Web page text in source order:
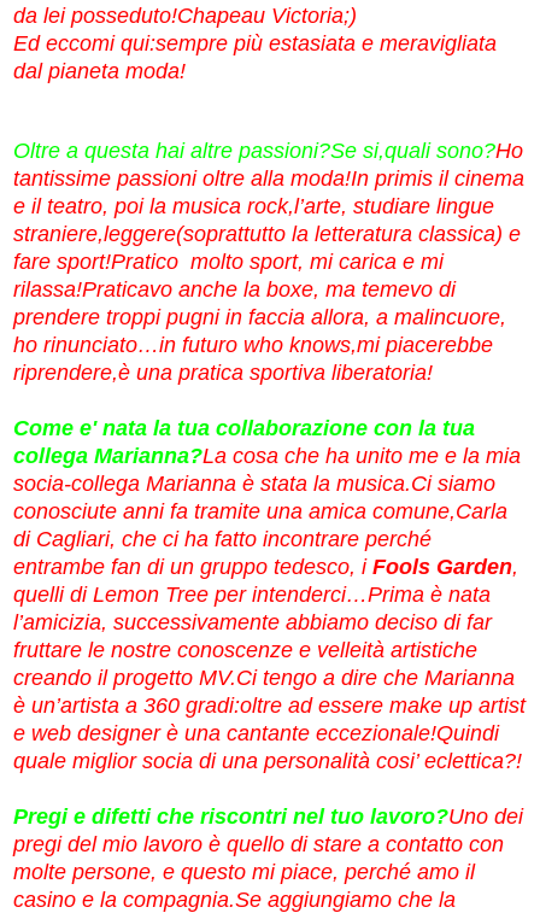
da lei posseduto!Chapeau Victoria;)
Ed eccomi qui:sempre più estasiata e meravigliata
dal pianeta moda!
Oltre a questa hai altre passioni?Se si,quali sono?Ho
tantissime passioni oltre alla moda!In primis il cinema
e il teatro, poi la musica rock,l’arte, studiare lingue
straniere,leggere(soprattutto la letteratura classica) e
fare sport!Pratico molto sport, mi carica e mi
rilassa!Praticavo anche la boxe, ma temevo di
prendere troppi pugni in faccia allora, a malincuore,
ho rinunciato…in futuro who knows,mi piacerebbe
riprendere,è una pratica sportiva liberatoria!
Come e' nata la tua collaborazione con la tua
collega Marianna?La cosa che ha unito me e la mia
socia-collega Marianna è stata la musica.Ci siamo
conosciute anni fa tramite una amica comune,Carla
di Cagliari, che ci ha fatto incontrare perché
entrambe fan di un gruppo tedesco, i Fools Garden,
quelli di Lemon Tree per intenderci…Prima è nata
l’amicizia, successivamente abbiamo deciso di far
fruttare le nostre conoscenze e velleità artistiche
creando il progetto MV.Ci tengo a dire che Marianna
è un’artista a 360 gradi:oltre ad essere make up artist
e web designer è una cantante eccezionale!Quindi
quale miglior socia di una personalità cosi’ eclettica?!
Pregi e difetti che riscontri nel tuo lavoro?Uno dei
pregi del mio lavoro è quello di stare a contatto con
molte persone, e questo mi piace, perché amo il
casino e la compagnia.Se aggiungiamo che la